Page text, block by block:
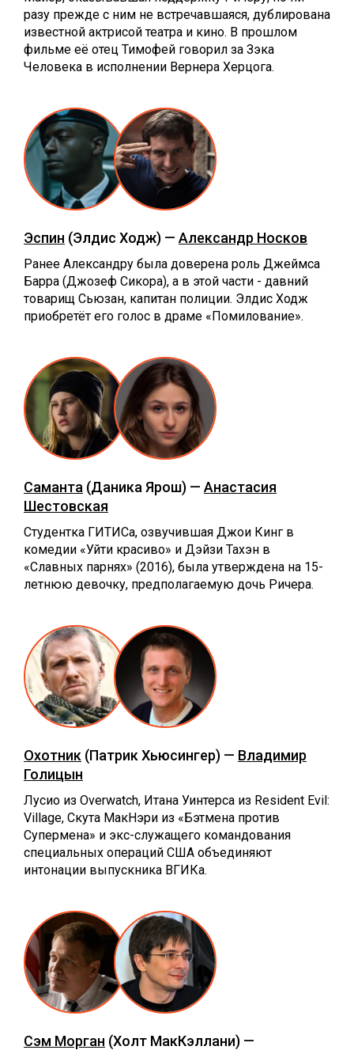
разу прежде с ним не встречавшаяся, дублирована
известной актрисой театра и кино. В прошлом
фильме её отец Тимофей говорил за Зэка
Человека в исполнении Вернера Херцога.
Эспин (Элдис Ходж) — Александр Носков
Ранее Александру была доверена роль Джеймса
Барра (Джозеф Сикора), а в этой части - давний
товарищ Сьюзан, капитан полиции. Элдис Ходж
приобретёт его голос в драме «Помилование».
Саманта (Даника Ярош) — Анастасия
Шестовская
Студентка ГИТИСа, озвучившая Джои Кинг в
комедии «Уйти красиво» и Дэйзи Тахэн в
«Славных парнях» (2016), была утверждена на 15-
летнюю девочку, предполагаемую дочь Ричера.
Охотник (Патрик Хьюсингер) — Владимир
Голицын
Лусио из Overwatch, Итана Уинтерса из Resident Evil:
Village, Скута МакНэри из «Бэтмена против
Супермена» и экс-служащего командования
специальных операций США объединяют
интонации выпускника ВГИКа.
Сэм Морган (Холт МакКэллани) —